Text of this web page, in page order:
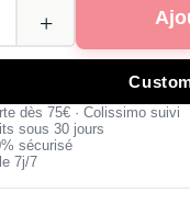
dès 75€ · Colissimo suivi
sous 30 jours
sécurisé
7j/7